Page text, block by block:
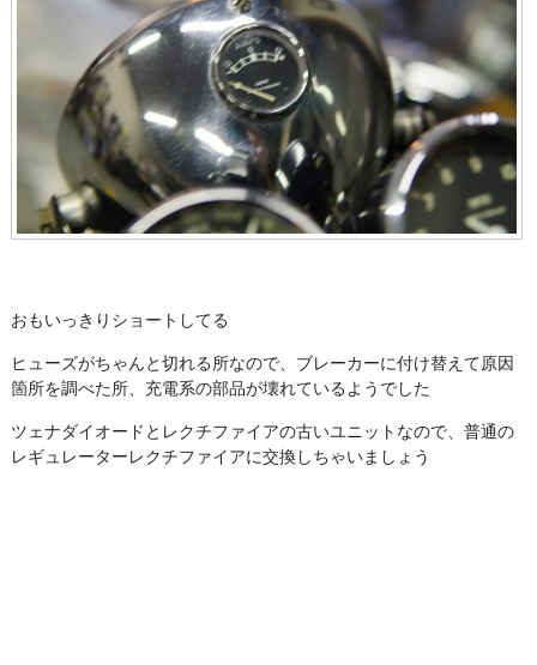
おもいっきりショートしてる
ヒューズがちゃんと切れる所なので、ブレーカーに付け替えて原因
箇所を調べた所、充電系の部品が壊れているようでした
ツェナダイオードとレクチファイアの古いユニットなので、普通の
レギュレーターレクチファイアに交換しちゃいましょう